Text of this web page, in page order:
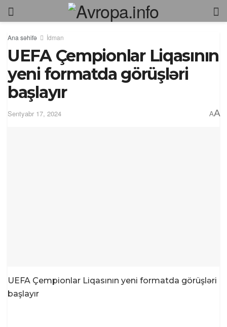
Ana səhifə İdman
UEFA Çempionlar Liqasının
yeni formatda görüşləri
başlayır
Sentyabr 17, 2024 AA
UEFA Çempionlar Liqasının yeni formatda görüşləri
başlayır